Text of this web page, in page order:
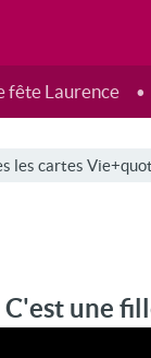
fête Laurence
les cartes
C'est une